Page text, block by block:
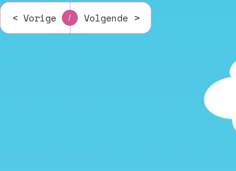
< Vorige / Volgende >